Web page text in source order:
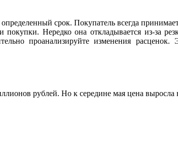
срок. Покупатель всегда
Нередко она откладывается из-за
проанализируйте изменения расценок.
рублей. Но к середине мая цена